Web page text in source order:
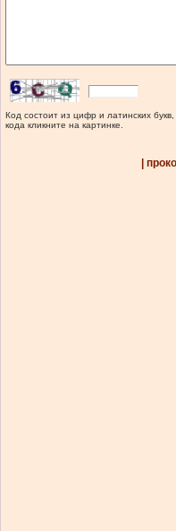
Код состоит из цифр и латинских
кода кликните на картинке.
|